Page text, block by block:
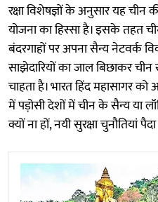
रक्षा विशेषज्ञों के अनुसार यह चीन
योजना का हिस्सा है। इसके तहत
बंदरगाहों पर अपना सैन्य नेटवर्क
साझेदारियों का जाल बिछाकर चीन
चाहता है। भारत हिंद महासागर को
में पड़ोसी देशों में चीन के सैन्य या
क्यों ना हों, नयी सुरक्षा चुनौतियां